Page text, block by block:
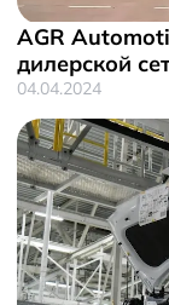
AGR
дилерской
04.04.2024